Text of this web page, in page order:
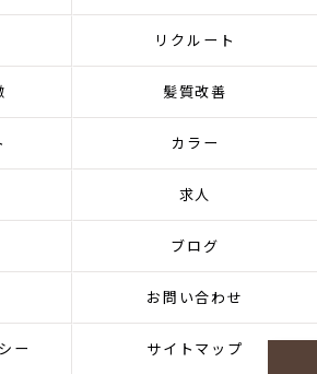
リクルート
髪質改善
カラー
求人
ブログ
お問い合わせ
ー サイトマップ